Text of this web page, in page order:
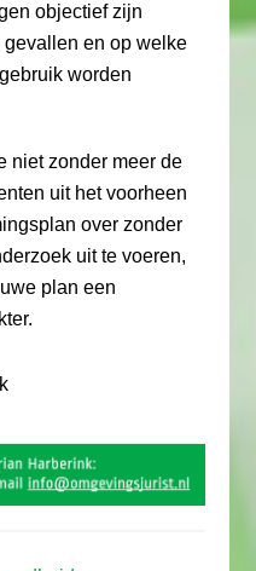
objectief zijn
en op welke
worden
niet zonder meer de
uit het voorheen
over zonder
uit te voeren,
plan een